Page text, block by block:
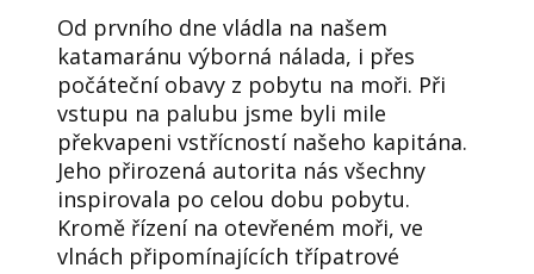
Od prvního dne vládla na našem
katamaránu výborná nálada, i přes
počáteční obavy z pobytu na moři. Při
vstupu na palubu jsme byli mile
překvapeni vstřícností našeho kapitána.
Jeho přirozená autorita nás všechny
inspirovala po celou dobu pobytu.
Kromě řízení na otevřeném moři, ve
vlnách připomínajících třípatrové